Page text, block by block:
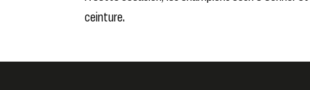
ceinture.